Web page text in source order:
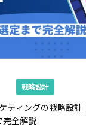
戦略設計
ティングの戦略設
完全解説